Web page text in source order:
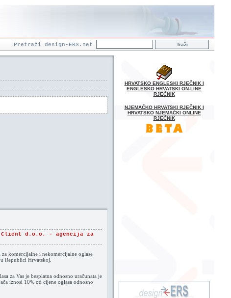
Pretraži design-ERS.net
Client d.o.o. - agencija za
komercijalne i nekomercijalne oglase
Republici Hrvatskoj.
za Vas je besplatna odnosno uračunata je
iznosi 10% od cijene oglasa odnosno
HRVATSKO ENGLESKI RJEČNIK I
ENGLESKO HRVATSKI ON-LINE
RJEČNIK
NJEMAČKO HRVATSKI RJEČNIK I
HRVATSKO NJEMAČKI ONLINE
RJEČNIK